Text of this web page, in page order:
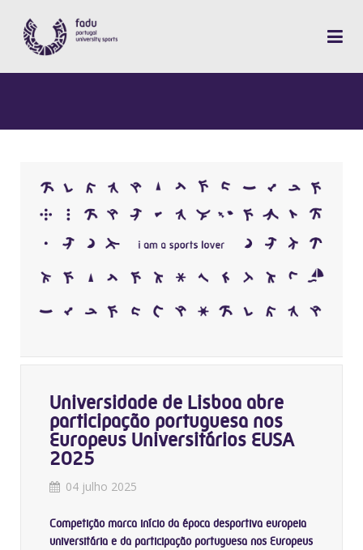
Universidade de Lisboa abre
participação portuguesa nos
Europeus Universitários EUSA
2025
04 julho 2025
Competição marca início da época desportiva europeia
universitária e da participação portuguesa nos Europeus